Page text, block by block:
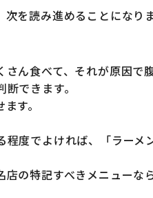
を読み進めることになりま
ん食べて、それが原因で
できます。
す。
度でよければ、「ラーメ
の特記すべきメニューな